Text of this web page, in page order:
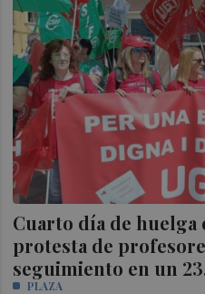
Cuarto día de huelga
protesta de
seguimiento en un
PLAZA